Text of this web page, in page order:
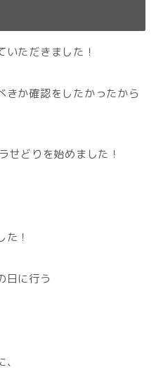
ただきました！
きか確認をしたかったから
せどりを始めました！
！
日に行う